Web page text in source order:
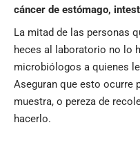
cáncer de estómago,
La mitad de las personas
heces al laboratorio no lo
microbiólogos a quienes
Aseguran que esto ocurre
muestra, o pereza de
hacerlo.